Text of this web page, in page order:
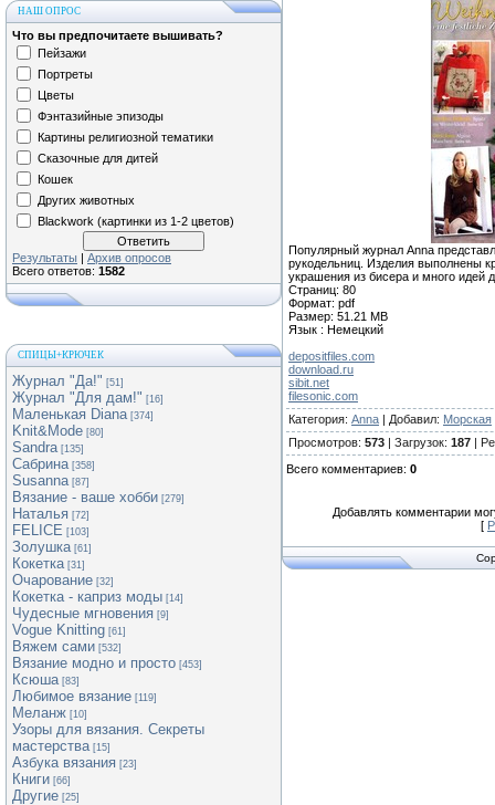
НАШ ОПРОС
Что вы предпочитаете вышивать?
Пейзажи
Портреты
Цветы
Фэнтазийные эпизоды
Картины религиозной тематики
Сказочные для дитей
Кошек
Других животных
Blackwork (картинки из 1-2 цветов)
Результаты | Архив опросов
Всего ответов: 1582
СПИЦЫ+КРЮЧЕК
Журнал "Да!" [51]
Журнал "Для дам!" [16]
Маленькая Diana [374]
Knit&Mode [80]
Sandra [135]
Сабрина [358]
Susanna [87]
Вязание - ваше хобби [279]
Наталья [72]
FELICE [103]
Золушка [61]
Кокетка [31]
Очарование [32]
Кокетка - каприз моды [14]
Чудесные мгновения [9]
Vogue Knitting [61]
Вяжем сами [532]
Вязание модно и просто [453]
Ксюша [83]
Любимое вязание [119]
Меланж [10]
Узоры для вязания. Секреты
мастерства [15]
Азбука вязания [23]
Книги [66]
Другие [25]
Популярный журнал Anna
рукодельниц. Изделия выполнены
украшения из бисера и много идей
Страниц: 80
Формат: pdf
Размер: 51.21 MB
Язык : Немецкий
depositfiles.com
download.ru
sibit.net
filesonic.com
Категория: Anna | Добавил: Морская
Просмотров: 573 | Загрузок: 187 |
Всего комментариев: 0
Добавлять комментарии
[